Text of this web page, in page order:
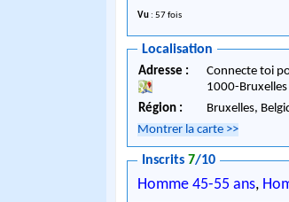
Vu : 57 fois
Localisation
Adresse :
Connecte toi
1000-Bruxelles
Région :
Bruxelles,
Montrer la carte >>
Inscrits7/10
Homme 45-55 ans,